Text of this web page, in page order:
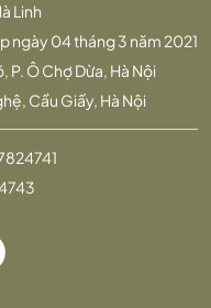
Linh
ngày 04 tháng 3 năm 2021
P. Ô Chợ Dừa, Hà Nội
Cầu Giấy, Hà Nội